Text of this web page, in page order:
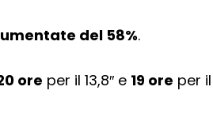
del 58%.
ore per il 13,8″ e 19 ore per il